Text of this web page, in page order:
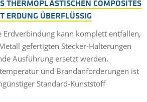
THERMOPLASTISCHEN COMPOSITES
ERDUNG ÜBERFLÜSSIG
Erdverbindung kann komplett entfallen,
gefertigten Stecker-Halterungen
Ausführung ersetzt werden.
und Brandanforderungen ist
Standard-Kunststoff